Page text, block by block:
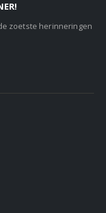
zoetste herinneringen